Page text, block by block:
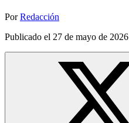
Por Redacción
Publicado el 27 de mayo de 2026